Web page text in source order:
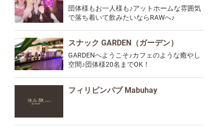
団体様もお一人様も♪アットホームな雰囲気
で落ち着いて飲みたいならRAWへ♪
スナック GARDEN（ガーデン）
GARDENへようこそ♪カフェのような癒やし
空間♪団体様20名までOK！
フィリピンパブ Mabuhay